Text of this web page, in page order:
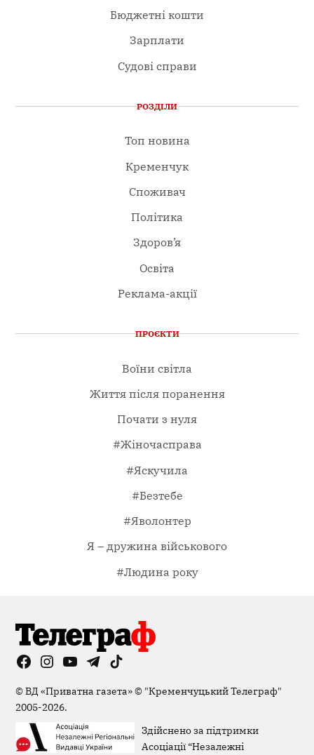
Бюджетні кошти
Зарплати
Судові справи
РОЗДІЛИ
Топ новина
Кременчук
Споживач
Політика
Здоров’я
Освіта
Реклама-акції
ПРОЄКТИ
Воїни світла
Життя після поранення
Почати з нуля
#Жіночасправа
#Яскучила
#Безтебе
#Яволонтер
Я – дружина військового
#Людина року
FacebookInstagram
YouTubeTelegramTikTok
©ВД «Приватна газета»© "Кременчуцький Телеграф"
2005-2026.
Здійснено за підтримки
Асоціації “Незалежні